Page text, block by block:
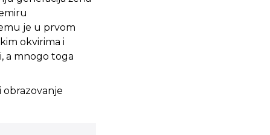
je u prvom
okvirima i
a mnogo toga
obrazovanje